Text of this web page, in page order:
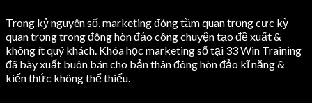
Trong kỷ nguyên số, marketing đóng tầm quan trọng cực kỳ
quan trọng trong đông hòn đảo công chuyện tạo đề xuất &
không ít quý khách. Khóa học marketing số tại 33 Win Training
đã bày xuất buôn bán cho bản thân đông hòn đảo kĩ năng &
kiến thức không thể thiếu.